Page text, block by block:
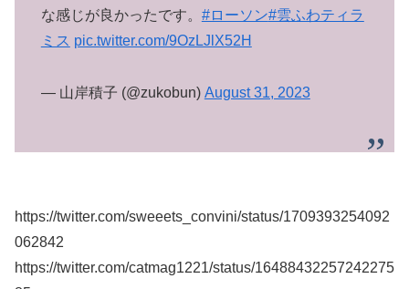
な感じが良かったです。 #ローソン#雲ふわティラ
ミス pic.twitter.com/9OzLJlX52H
— 山岸積子 (@zukobun) August 31, 2023
https://twitter.com/sweeets_convini/status/1709393254092
062842
https://twitter.com/catmag1221/status/16488432257242275